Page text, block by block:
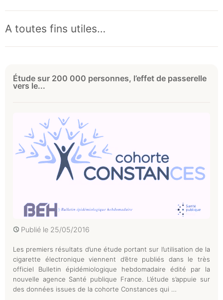
A toutes fins utiles…
Étude sur 200 000 personnes, l’effet de passerelle
vers le...
Publié le 25/05/2016
Les premiers résultats d’une étude portant sur l’utilisation de la
cigarette électronique viennent d’être publiés dans le très
officiel Bulletin épidémiologique hebdomadaire édité par la
nouvelle agence Santé publique France. L’étude s’appuie sur
des données issues de la cohorte Constances qui …